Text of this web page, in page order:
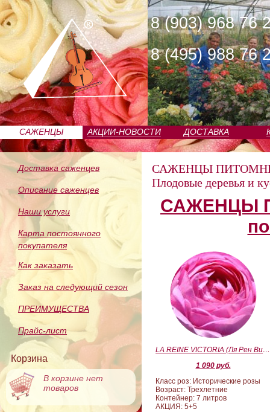
8 (903) 968 76
8 (495) 988 76
САЖЕНЦЫ
ПИТОМНИКА
АКЦИИ-НОВОСТИ ДОСТАВКА
Доставка саженцев
Описание саженцев
Наши услуги
Карта постоянного
покупателя
Как заказать
Заказ на следующий сезон
ПРЕИМУЩЕСТВА
Прайс-лист
Корзина
В корзине нет
товаров
САЖЕНЦЫ
Плодовые деревья и
САЖЕНЦЫ
LA REINE VICTORIA (Ля Рен Виктория)
1 090 руб.
Класс роз: Исторические розы
Возраст: Трехлетние
Контейнер: 7 литров
АКЦИЯ: 5+5